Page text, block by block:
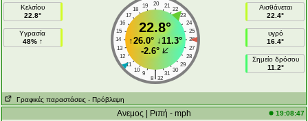
Κελσίου
22.8°
Υγρασία
48% ↑
20
19 21
18
22
17
23
16
24
15
25
14
26
13
27
12
28
11
29
10
30
9 31
|
8 32
22.8°
↑26.0°↓11.3°
-2.6°
Αισθάνεται
22.4°
υγρό
16.4°
Σημείο δρόσου
11.2°
Γραφικές παραστάσεις - Πρόβλεψη
Ανεμος | Ριπή - mph 19:08:47